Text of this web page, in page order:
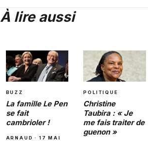
À lire aussi
BUZZ
La famille Le Pen
se fait
cambrioler !
ARNAUD · 17 MAI
POLITIQUE
Christine
Taubira : « Je
me fais traiter de
guenon »